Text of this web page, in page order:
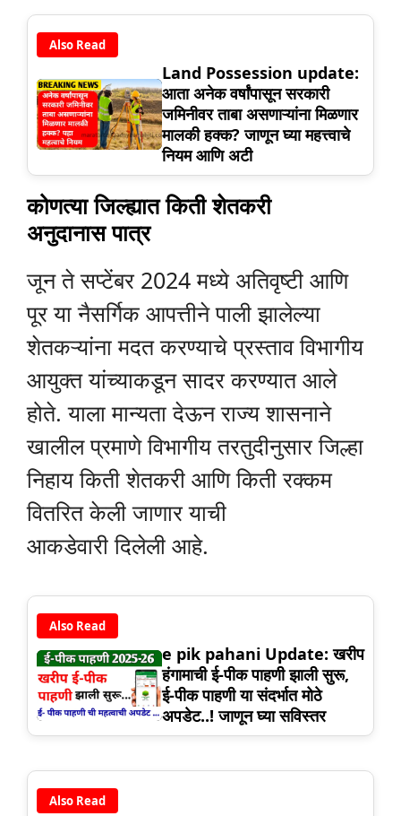
Also Read
Land Possession update:
आता अनेक वर्षांपासून सरकारी
जमिनीवर ताबा असणाऱ्यांना मिळणार
मालकी हक्क? जाणून घ्या महत्त्वाचे
नियम आणि अटी
कोणत्या जिल्ह्यात किती शेतकरी
अनुदानास पात्र
जून ते सप्टेंबर 2024 मध्ये अतिवृष्टी आणि
पूर या नैसर्गिक आपत्तीने पाली झालेल्या
शेतकऱ्यांना मदत करण्याचे प्रस्ताव विभागीय
आयुक्त यांच्याकडून सादर करण्यात आले
होते. याला मान्यता देऊन राज्य शासनाने
खालील प्रमाणे विभागीय तरतुदीनुसार जिल्हा
निहाय किती शेतकरी आणि किती रक्कम
वितरित केली जाणार याची
आकडेवारी दिलेली आहे.
Also Read
e pik pahani Update: खरीप
हंगामाची ई-पीक पाहणी झाली सुरू,
ई-पीक पाहणी या संदर्भात मोठे
अपडेट..! जाणून घ्या सविस्तर
Also Read